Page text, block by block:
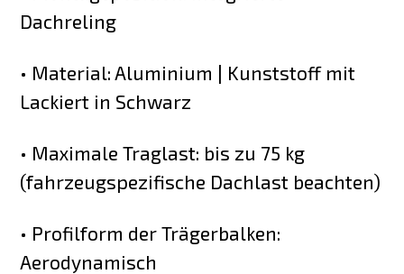
Dachreling
• Material: Aluminium | Kunststoff mit
Lackiert in Schwarz
• Maximale Traglast: bis zu 75 kg
(fahrzeugspezifische Dachlast beachten)
• Profilform der Trägerbalken:
Aerodynamisch